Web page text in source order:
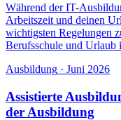
Während der IT-
Arbeitszeit und deinen
wichtigsten Regelungen
Berufsschule und Urlaub
Ausbildung · Juni 2026
Assistierte
der Ausbildung